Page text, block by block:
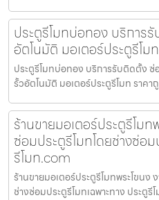
ประตูรีโมทบ่อทอง บริการ
อัตโนมัติ มอเตอร์ประตูรีโม
ประตูรีโมทบ่อทอง บริการรับติดตั้ง ซ่
รั้วอัตโนมัติ มอเตอร์ประตูรีโมท ราค
ร้านขายมอเตอร์ประตูรีโม
ซ่อมประตูรีโมทโดยช่างซ่อม
รีโมท.com
ร้านขายมอเตอร์ประตูรีโมทพระโขนง
ช่างซ่อมประตูรีโมทเฉพาะทาง ประตู